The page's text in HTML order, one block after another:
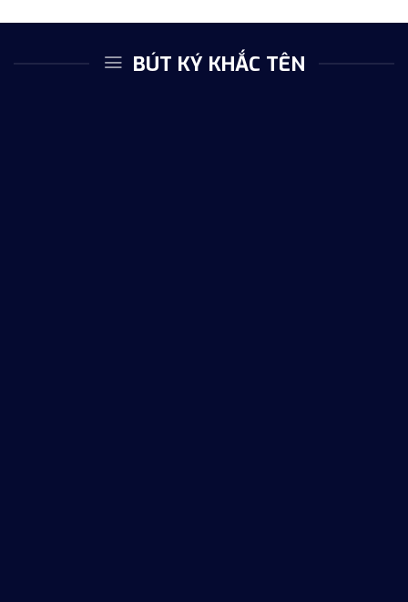
BÚT KÝ KHẮC TÊN